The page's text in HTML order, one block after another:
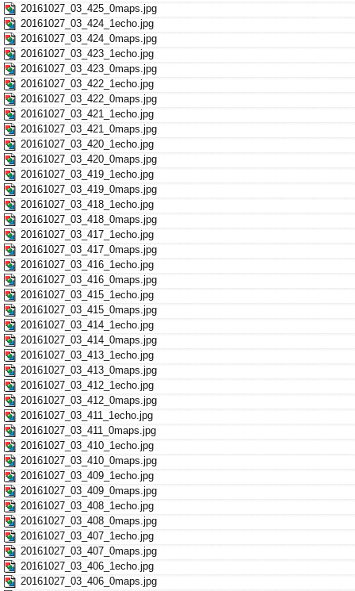
20161027_03_425_0maps.jpg
20161027_03_424_1echo.jpg
20161027_03_424_0maps.jpg
20161027_03_423_1echo.jpg
20161027_03_423_0maps.jpg
20161027_03_422_1echo.jpg
20161027_03_422_0maps.jpg
20161027_03_421_1echo.jpg
20161027_03_421_0maps.jpg
20161027_03_420_1echo.jpg
20161027_03_420_0maps.jpg
20161027_03_419_1echo.jpg
20161027_03_419_0maps.jpg
20161027_03_418_1echo.jpg
20161027_03_418_0maps.jpg
20161027_03_417_1echo.jpg
20161027_03_417_0maps.jpg
20161027_03_416_1echo.jpg
20161027_03_416_0maps.jpg
20161027_03_415_1echo.jpg
20161027_03_415_0maps.jpg
20161027_03_414_1echo.jpg
20161027_03_414_0maps.jpg
20161027_03_413_1echo.jpg
20161027_03_413_0maps.jpg
20161027_03_412_1echo.jpg
20161027_03_412_0maps.jpg
20161027_03_411_1echo.jpg
20161027_03_411_0maps.jpg
20161027_03_410_1echo.jpg
20161027_03_410_0maps.jpg
20161027_03_409_1echo.jpg
20161027_03_409_0maps.jpg
20161027_03_408_1echo.jpg
20161027_03_408_0maps.jpg
20161027_03_407_1echo.jpg
20161027_03_407_0maps.jpg
20161027_03_406_1echo.jpg
20161027_03_406_0maps.jpg